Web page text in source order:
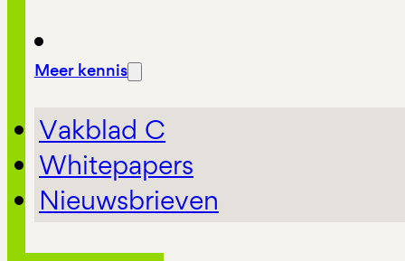
Meer kennis
Vakblad C
Whitepapers
Nieuwsbrieven